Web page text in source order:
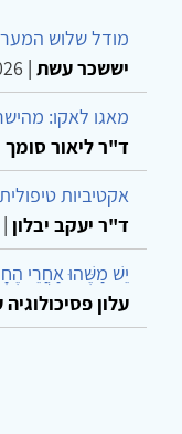
מודל שלוש
יששכר עשת |
מאגו לאקו:
ד"ר ליאור סומך
אקטיביות
ד"ר יעקב יבלון |
יֵשׁ מַשֶּׁהוּ אַחֲרֵי
עלון